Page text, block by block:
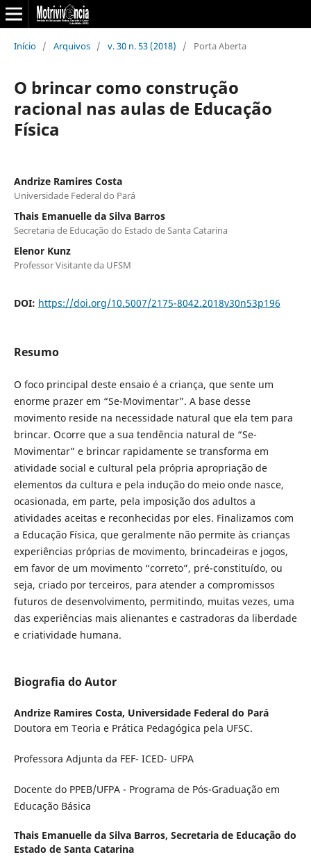
Início / Arquivos / v. 30 n. 53 (2018) / Porta Aberta
O brincar como construção
racional nas aulas de Educação
Física
Andrize Ramires Costa
Universidade Federal do Pará
Thais Emanuelle da Silva Barros
Secretaria de Educação do Estado de Santa Catarina
Elenor Kunz
Professor Visitante da UFSM
DOI: https://doi.org/10.5007/2175-8042.2018v30n53p196
Resumo
O foco principal deste ensaio é a criança, que sente um
enorme prazer em “Se-Movimentar”. A base desse
movimento reside na necessidade natural que ela tem para
brincar. Ocorre que a sua tendência natural de “Se-
Movimentar” e brincar rapidamente se transforma em
atividade social e cultural pela própria apropriação de
elementos da cultura e pela indução do meio onde nasce,
ocasionada, em parte, pela imposição dos adultos a
atividades aceitas e reconhecidas por eles. Finalizamos com
a Educação Física, que geralmente não permite às crianças
experiências próprias de movimento, brincadeiras e jogos,
em favor de um movimento “correto”, pré-constituído, ou
seja, criado por terceiros, para atender a compromissos
futuros de desenvolvimento, permitindo, muitas vezes, uma
das experiências mais alienantes e castradoras da liberdade
e criatividade humana.
Biografia do Autor
Andrize Ramires Costa, Universidade Federal do Pará
Doutora em Teoria e Prática Pedagógica pela UFSC.
Professora Adjunta da FEF- ICED- UFPA
Docente do PPEB/UFPA - Programa de Pós-Graduação em
Educação Básica
Thais Emanuelle da Silva Barros, Secretaria de Educação do
Estado de Santa Catarina